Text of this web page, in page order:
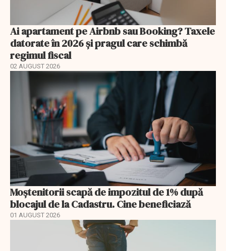
Ai apartament pe Airbnb sau Booking? Taxele
datorate în 2026 și pragul care schimbă
regimul fiscal
02 AUGUST 2026
Moștenitorii scapă de impozitul de 1% după
blocajul de la Cadastru. Cine beneficiază
01 AUGUST 2026